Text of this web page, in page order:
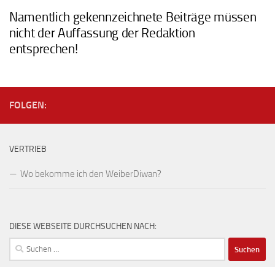
Namentlich gekennzeichnete Beiträge müssen
nicht der Auffassung der Redaktion
entsprechen!
FOLGEN:
VERTRIEB
Wo bekomme ich den WeiberDiwan?
DIESE WEBSEITE DURCHSUCHEN NACH:
Suchen
nach: